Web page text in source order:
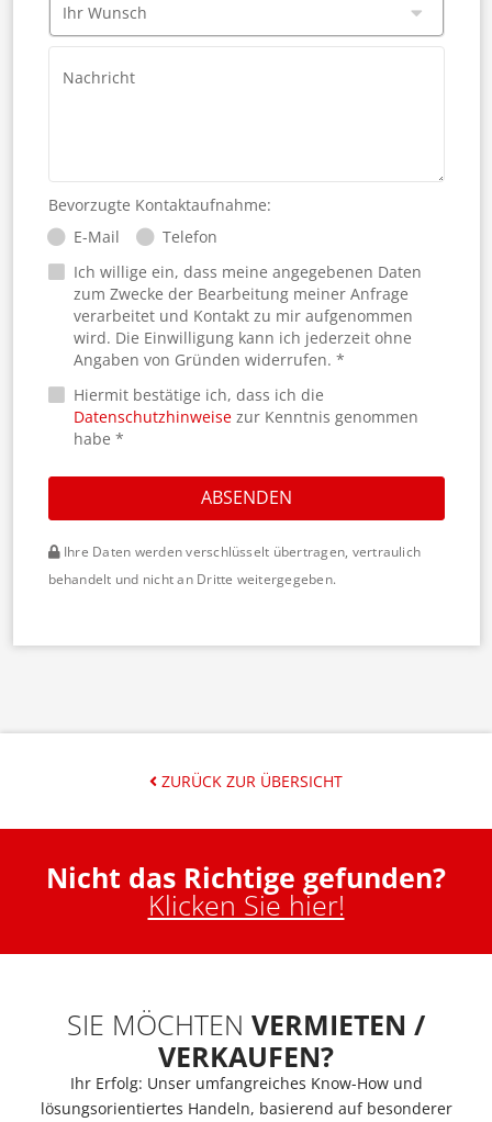
Ihr Wunsch
Nachricht
Bevorzugte Kontaktaufnahme:
E-Mail
Telefon
Ich willige ein, dass meine angegebenen Daten
zum Zwecke der Bearbeitung meiner Anfrage
verarbeitet und Kontakt zu mir aufgenommen
wird. Die Einwilligung kann ich jederzeit ohne
Angaben von Gründen widerrufen. *
Hiermit bestätige ich, dass ich die
Datenschutzhinweisezur Kenntnis genommen
habe *
ABSENDEN
Ihre Daten werden verschlüsselt übertragen, vertraulich
behandelt und nicht an Dritte weitergegeben.
ZURÜCK ZUR ÜBERSICHT
Nicht das Richtige gefunden?
Klicken Sie hier!
SIE MÖCHTEN VERMIETEN /
VERKAUFEN?
Ihr Erfolg: Unser umfangreiches Know-How und
lösungsorientiertes Handeln, basierend auf besonderer